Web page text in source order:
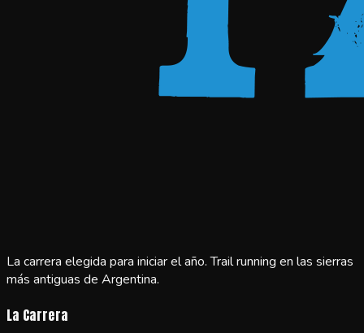
La carrera elegida para iniciar el año. Trail running en las sierras
más antiguas de Argentina.
La Carrera